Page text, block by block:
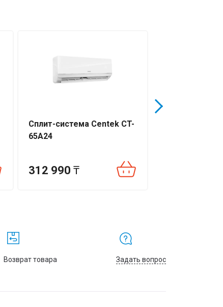
Сплит-система Centek CT-
65A24
312 990 ₸
Возврат товара Задать вопрос